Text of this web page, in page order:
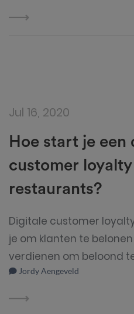
Jul 16, 2020
Hoe start je een
customer
restaurants?
Digitale customer
je om klanten te
verdienen om beloond
Jordy Aengeveld